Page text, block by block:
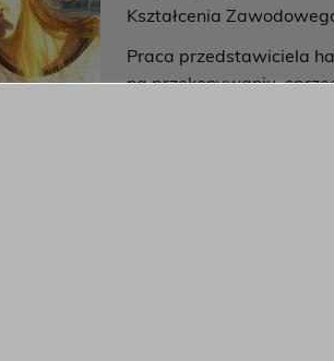
Kształcenia
Praca przedstawiciela
na przekonywaniu,
ważnym punktem jest wygląd
dobrego!
zakresu marketingu i psychologii
a także przeszli szkolenie z